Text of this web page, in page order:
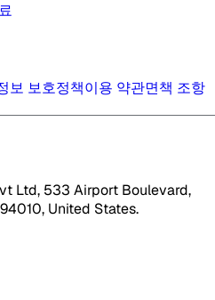
보 보호정책이용 약관면책 조항
Ltd, 533 Airport Boulevard,
United States.